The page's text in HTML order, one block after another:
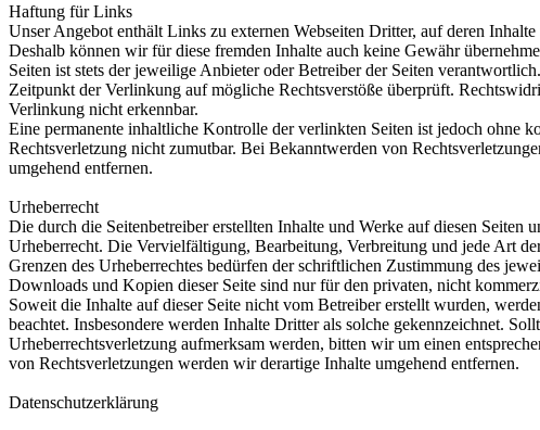
Haftung für Links
Unser Angebot enthält Links zu externen Webseiten Dritter, auf deren
Deshalb können wir für diese fremden Inhalte auch keine Gewähr
Seiten ist stets der jeweilige Anbieter oder Betreiber der Seiten
Zeitpunkt der Verlinkung auf mögliche Rechtsverstöße überprüft.
Verlinkung nicht erkennbar.
Eine permanente inhaltliche Kontrolle der verlinkten Seiten ist jedoch ohne
Rechtsverletzung nicht zumutbar. Bei Bekanntwerden von
umgehend entfernen.
Urheberrecht
Die durch die Seitenbetreiber erstellten Inhalte und Werke auf diesen Seiten
Urheberrecht. Die Vervielfältigung, Bearbeitung, Verbreitung und jede Art
Grenzen des Urheberrechtes bedürfen der schriftlichen Zustimmung des
Downloads und Kopien dieser Seite sind nur für den privaten, nicht
Soweit die Inhalte auf dieser Seite nicht vom Betreiber erstellt wurden,
beachtet. Insbesondere werden Inhalte Dritter als solche gekennzeichnet.
Urheberrechtsverletzung aufmerksam werden, bitten wir um einen
von Rechtsverletzungen werden wir derartige Inhalte umgehend entfernen.
Datenschutzerklärung